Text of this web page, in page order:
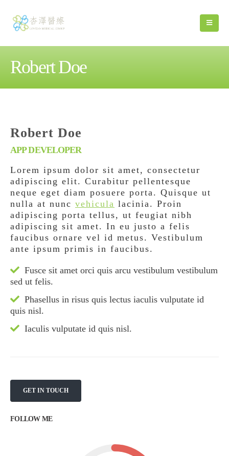
Robert Doe
Robert Doe
APP DEVELOPER
Lorem ipsum dolor sit amet, consectetur
adipiscing elit. Curabitur pellentesque
neque eget diam posuere porta. Quisque ut
nulla at nunc vehicula lacinia. Proin
adipiscing porta tellus, ut feugiat nibh
adipiscing sit amet. In eu justo a felis
faucibus ornare vel id metus. Vestibulum
ante ipsum primis in faucibus.
Fusce sit amet orci quis arcu vestibulum vestibulum
sed ut felis.
Phasellus in risus quis lectus iaculis vulputate id
quis nisl.
Iaculis vulputate id quis nisl.
GET IN TOUCH
FOLLOW ME